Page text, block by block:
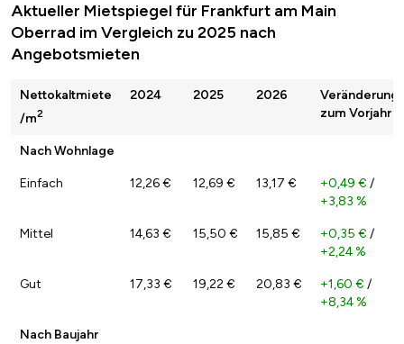
Aktueller Mietspiegel für Frankfurt am Main
Oberrad im Vergleich zu 2025 nach
Angebotsmieten
Nettokaltmiete
/m2
2024 2025 2026
Veränderung
zum Vorjahr
Nach Wohnlage
Einfach 12,26 € 12,69 € 13,17 € +0,49 € /
+3,83 %
Mittel 14,63 € 15,50 € 15,85 € +0,35 € /
+2,24 %
Gut 17,33 € 19,22 € 20,83 € +1,60 € /
+8,34 %
Nach Baujahr